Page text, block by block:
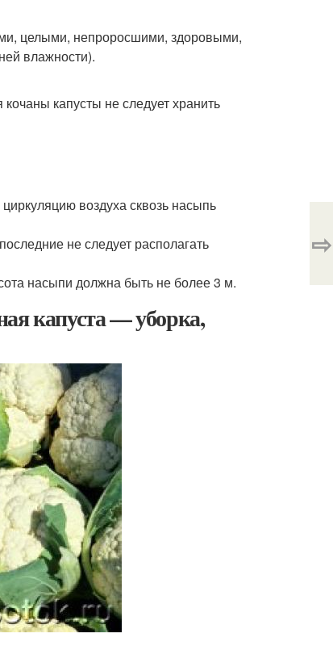
целыми, непроросшими, здоровыми,
влажности).
капусты не следует хранить
воздуха сквозь насыпь
не следует располагать
насыпи должна быть не более 3 м.
капуста — уборка,
⇨